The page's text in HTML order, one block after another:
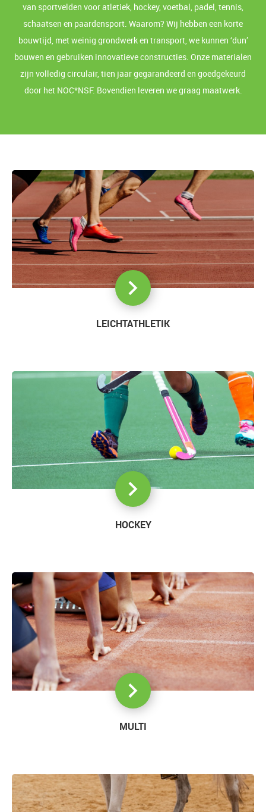
van sportvelden voor atletiek, hockey, voetbal, padel, tennis,
schaatsen en paardensport. Waarom? Wij hebben een korte
bouwtijd, met weinig grondwerk en transport, we kunnen ‘dun’
bouwen en gebruiken innovatieve constructies. Onze materialen
zijn volledig circulair, tien jaar gegarandeerd en goedgekeurd
door het NOC*NSF. Bovendien leveren we graag maatwerk.
LEICHTATHLETIK
HOCKEY
MULTI